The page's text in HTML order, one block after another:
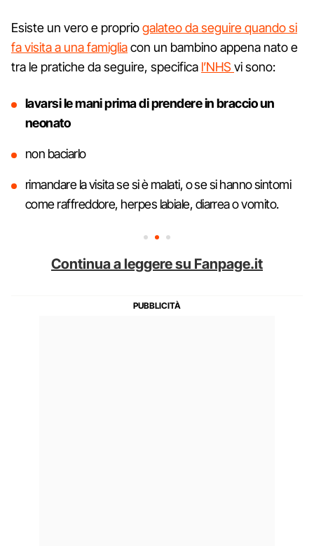
Esiste un vero e propriogalateo da seguire quando si
fa visita a una famigliacon un bambino appena nato e
tra le pratiche da seguire, specifica l’NHS vi sono:
lavarsi le mani prima di prendere in braccio un
neonato
non baciarlo
rimandare la visita se si è malati, o se si hanno sintomi
come raffreddore, herpes labiale, diarrea o vomito.
Continua a leggere su Fanpage.it